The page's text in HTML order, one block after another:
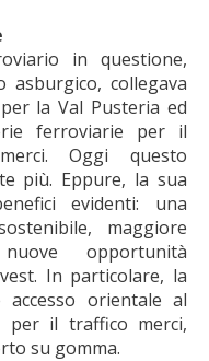
in questione,
asburgico, collegava
la Val Pusteria ed
ferroviarie per il
Oggi questo
più. Eppure, la sua
evidenti: una
maggiore
opportunità
In particolare, la
orientale al
per il traffico merci,
su gomma.